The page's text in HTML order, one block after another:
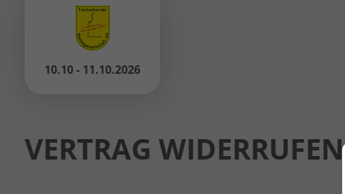
10.10 - 11.10.2026
VERTRAG WIDERRUFEN